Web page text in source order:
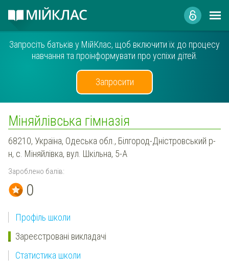
Запросіть батьків у МійКлас, щоб включити їх до процесу
навчання та проінформувати про успіхи дітей.
Запросити
Міняйлівська гімназія
68210, Україна, Одеська обл., Білгород-Дністровський р-
н, с. Міняйлівка, вул. Шкільна, 5-А
Зароблено балів:
0
Профіль школи
Зареєстровані викладачі
Статистика школи